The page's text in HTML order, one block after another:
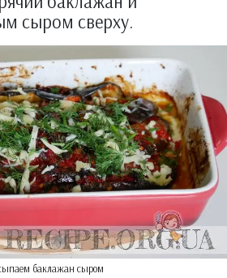
сыром сверху.
баклажан сыром